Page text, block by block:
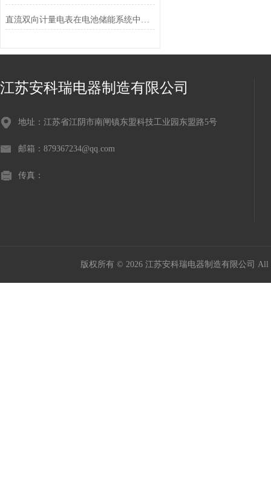
直流双向计量电表在电池储能系统中的应用作用
江苏安科瑞电器制造有限公司
地址：江苏省江阴市南闸镇东盟科技工业园东盟路5号
邮箱：879367234@qq.com
传真：
版权所有 © 2026 江苏安科瑞电器制造有限公司